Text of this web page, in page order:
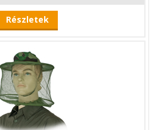
Részletek